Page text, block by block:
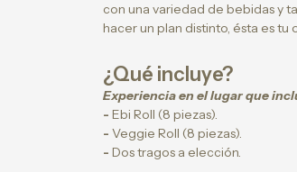
con una variedad de bebidas y
hacer un plan distinto, ésta es tu
¿Qué incluye?
Experiencia en el lugar que
- Ebi Roll (8 piezas).
- Veggie Roll (8 piezas).
- Dos tragos a elección.